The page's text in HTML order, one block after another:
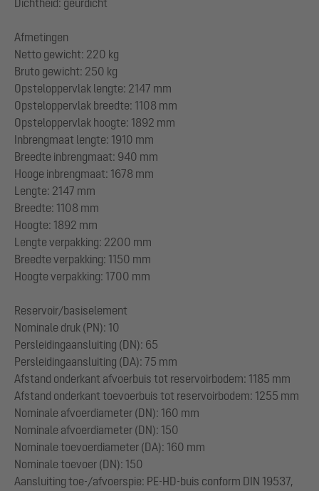
Dichtheid: geurdicht
Afmetingen
Netto gewicht: 220 kg
Bruto gewicht: 250 kg
Opsteloppervlak lengte: 2147 mm
Opsteloppervlak breedte: 1108 mm
Opsteloppervlak hoogte: 1892 mm
Inbrengmaat lengte: 1910 mm
Breedte inbrengmaat: 940 mm
Hooge inbrengmaat: 1678 mm
Lengte: 2147 mm
Breedte: 1108 mm
Hoogte: 1892 mm
Lengte verpakking: 2200 mm
Breedte verpakking: 1150 mm
Hoogte verpakking: 1700 mm
Reservoir/basiselement
Nominale druk (PN): 10
Persleidingaansluiting (DN): 65
Persleidingaansluiting (DA): 75 mm
Afstand onderkant afvoerbuis tot reservoirbodem: 1185 mm
Afstand onderkant toevoerbuis tot reservoirbodem: 1255 mm
Nominale afvoerdiameter (DN): 160 mm
Nominale afvoerdiameter (DN): 150
Nominale toevoerdiameter (DA): 160 mm
Nominale toevoer (DN): 150
Aansluiting toe-/afvoerspie: PE-HD-buis conform DIN 19537,